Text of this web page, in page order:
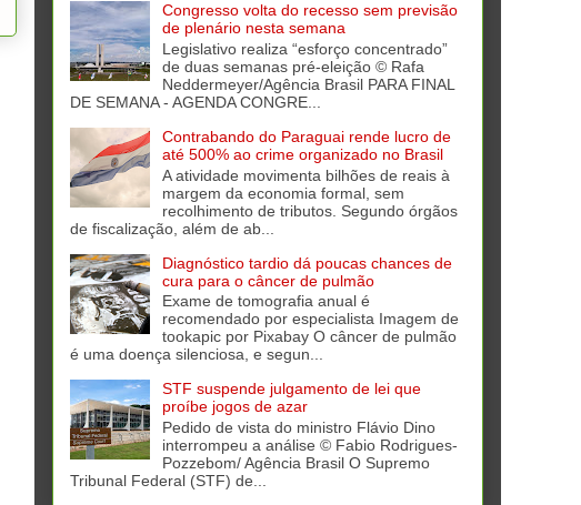
Congresso volta do recesso sem previsão
de plenário nesta semana
Legislativo realiza “esforço concentrado”
de duas semanas pré-eleição © Rafa
Neddermeyer/Agência Brasil PARA FINAL
DE SEMANA - AGENDA CONGRE...
Contrabando do Paraguai rende lucro de
até 500% ao crime organizado no Brasil
A atividade movimenta bilhões de reais à
margem da economia formal, sem
recolhimento de tributos. Segundo órgãos
de fiscalização, além de ab...
Diagnóstico tardio dá poucas chances de
cura para o câncer de pulmão
Exame de tomografia anual é
recomendado por especialista Imagem de
tookapic por Pixabay O câncer de pulmão
é uma doença silenciosa, e segun...
STF suspende julgamento de lei que
proíbe jogos de azar
Pedido de vista do ministro Flávio Dino
interrompeu a análise © Fabio Rodrigues-
Pozzebom/ Agência Brasil O Supremo
Tribunal Federal (STF) de...